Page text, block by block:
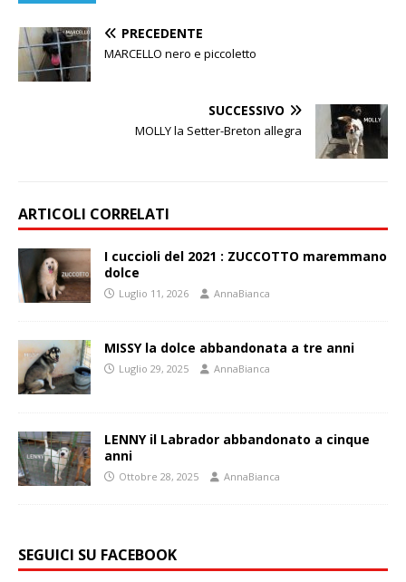
PRECEDENTE
MARCELLO nero e piccoletto
SUCCESSIVO
MOLLY la Setter-Breton allegra
ARTICOLI CORRELATI
I cuccioli del 2021 : ZUCCOTTO maremmano
dolce
Luglio 11, 2026 AnnaBianca
MISSY la dolce abbandonata a tre anni
Luglio 29, 2025 AnnaBianca
LENNY il Labrador abbandonato a cinque
anni
Ottobre 28, 2025 AnnaBianca
SEGUICI SU FACEBOOK